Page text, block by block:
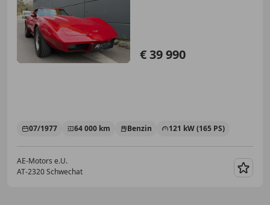
€ 39 990
07/1977 64 000 km Benzin 121 kW (165 PS)
AE-Motors e.U.
AT-2320 Schwechat